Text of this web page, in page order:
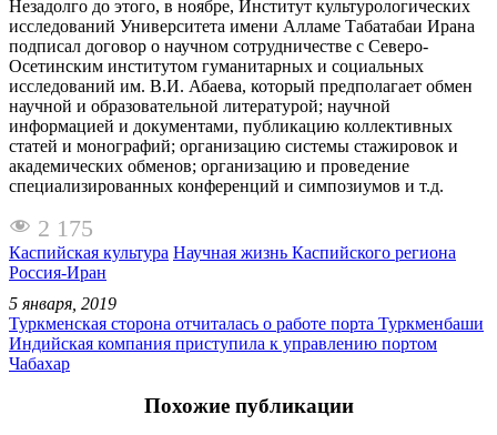
Незадолго до этого, в ноябре, Институт культурологических
исследований Университета имени Алламе Табатабаи Ирана
подписал договор о научном сотрудничестве с Северо-
Осетинским институтом гуманитарных и социальных
исследований им. В.И. Абаева, который предполагает обмен
научной и образовательной литературой; научной
информацией и документами, публикацию коллективных
статей и монографий; организацию системы стажировок и
академических обменов; организацию и проведение
специализированных конференций и симпозиумов и т.д.
2 175
Каспийская культура Научная жизнь Каспийского региона
Россия-Иран
5 января, 2019
Туркменская сторона отчиталась о работе порта Туркменбаши
Индийская компания приступила к управлению портом
Чабахар
Похожие публикации